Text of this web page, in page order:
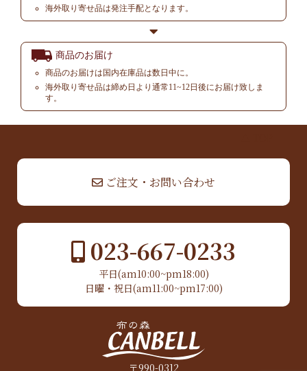
海外取り寄せ品は発注手配となります。
商品のお届け
商品のお届けは国内在庫品は数日中に。
海外取り寄せ品は締め日より通常11~12日後にお届け致しま
す。
ご注文・お問い合わせ
023-667-0233
平日(am10:00~pm18:00)
日曜・祝日(am11:00~pm17:00)
〒990-0312